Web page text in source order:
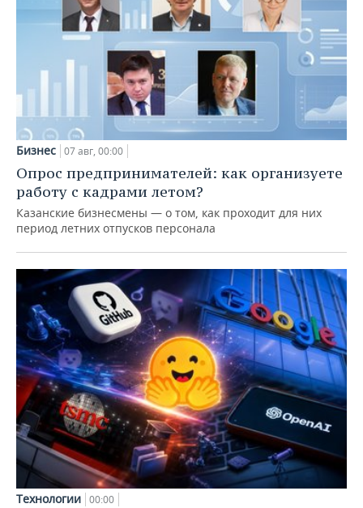
Бизнес 07 авг, 00:00
Опрос предпринимателей: как организуете
работу с кадрами летом?
Казанские бизнесмены — о том, как проходит для них
период летних отпусков персонала
Технологии 00:00